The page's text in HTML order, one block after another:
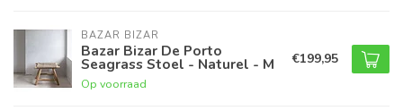
BAZAR BIZAR
Bazar Bizar De Porto
Seagrass Stoel - Naturel - M
Op voorraad
€199,95